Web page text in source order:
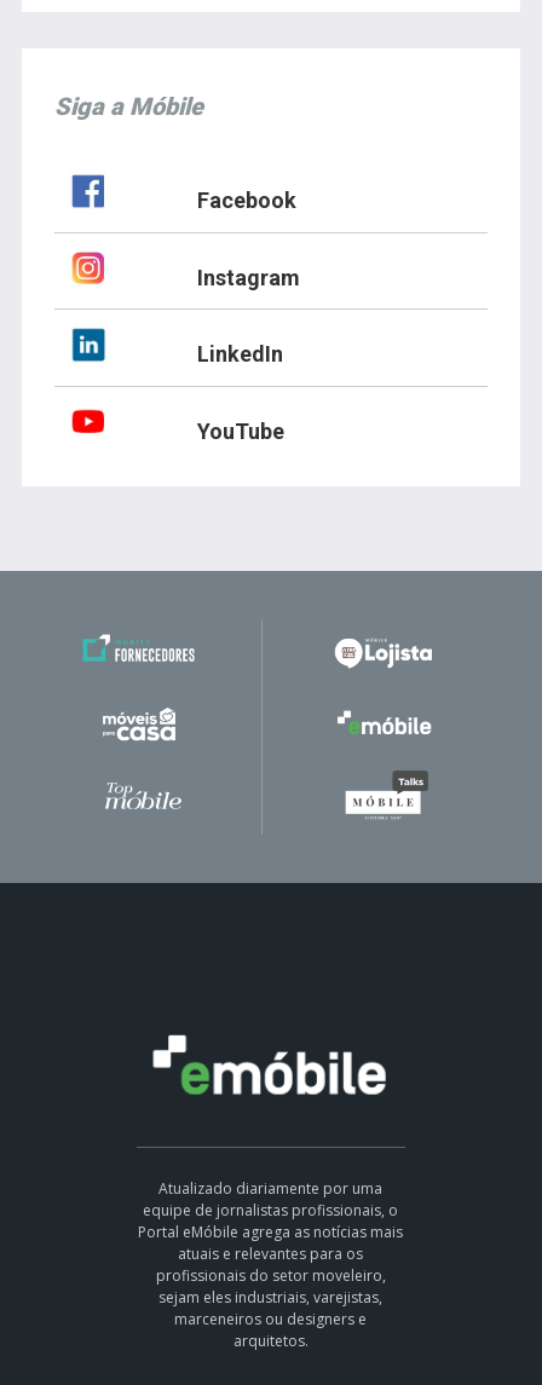
Siga a Móbile
Facebook
Instagram
LinkedIn
YouTube
Atualizado diariamente por uma
equipe de jornalistas profissionais, o
Portal eMóbile agrega as notícias mais
atuais e relevantes para os
profissionais do setor moveleiro,
sejam eles industriais, varejistas,
marceneiros ou designers e
arquitetos.